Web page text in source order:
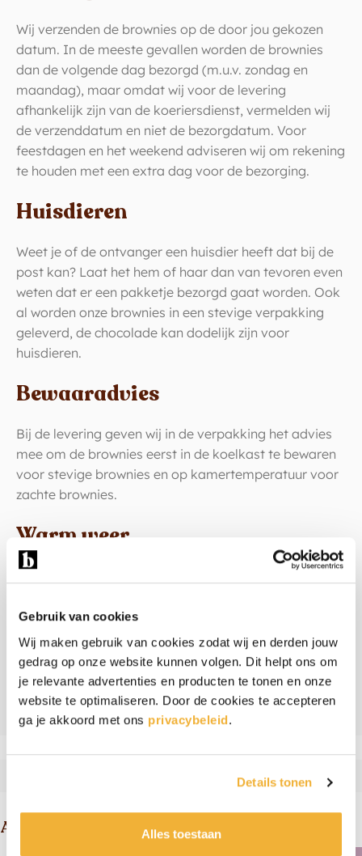
Gebruik van cookies
Wij maken gebruik van cookies zodat wij en derden jouw
gedrag op onze website kunnen volgen. Dit helpt ons om
je relevante advertenties en producten te tonen en onze
website te optimaliseren. Door de cookies te accepteren
ga je akkoord met ons privacybeleid.
Details tonen
Alles toestaan
Wij verzenden de brownies op de door jou gekozen
datum. In de meeste gevallen worden de brownies
dan de volgende dag bezorgd (m.u.v. zondag en
maandag), maar omdat wij voor de levering
afhankelijk zijn van de koeriersdienst, vermelden wij
de verzenddatum en niet de bezorgdatum. Voor
feestdagen en het weekend adviseren wij om rekening
te houden met een extra dag voor de bezorging.
Huisdieren
Weet je of de ontvanger een huisdier heeft dat bij de
post kan? Laat het hem of haar dan van tevoren even
weten dat er een pakketje bezorgd gaat worden. Ook
al worden onze brownies in een stevige verpakking
geleverd, de chocolade kan dodelijk zijn voor
huisdieren.
Bewaaradvies
Bij de levering geven wij in de verpakking het advies
mee om de brownies eerst in de koelkast te bewaren
voor stevige brownies en op kamertemperatuur voor
zachte brownies.
Warm weer
Wordt het in de zomer echt warm weer? Dan kunnen
worden. Door ze even in de koelkast te zetten worden
ze weer stevig.
Ingrediënten & allergenen
Beoordelingen
Andere suggesties